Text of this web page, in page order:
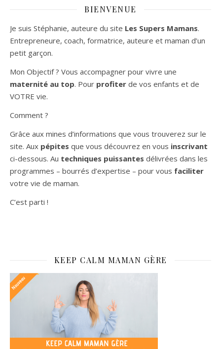
BIENVENUE
Je suis Stéphanie, auteure du site Les Supers Mamans.
Entrepreneure, coach, formatrice, auteure et maman d’un
petit garçon.
Mon Objectif ? Vous accompagner pour vivre une
maternité au top. Pour profiter de vos enfants et de
VOTRE vie.
Comment ?
Grâce aux mines d’informations que vous trouverez sur le
site. Aux pépites que vous découvrez en vous inscrivant
ci-dessous. Au techniques puissantes délivrées dans les
programmes – bourrés d’expertise – pour vous faciliter
votre vie de maman.
C’est parti !
KEEP CALM MAMAN GÈRE